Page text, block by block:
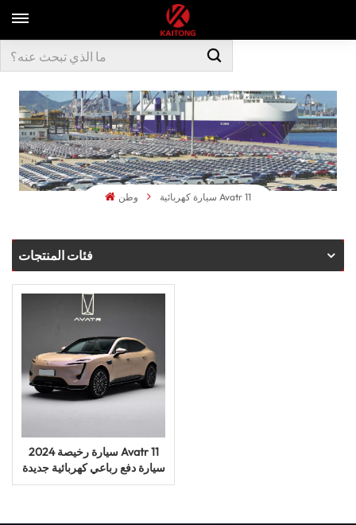
وطن سيارة كهربائية Avatr 11
فئات المنتجات
سيارة رخيصة 2024 Avatr 11
سيارة دفع رباعي كهربائية جديدة
للطاقة للبالغين سيارة مستعملة